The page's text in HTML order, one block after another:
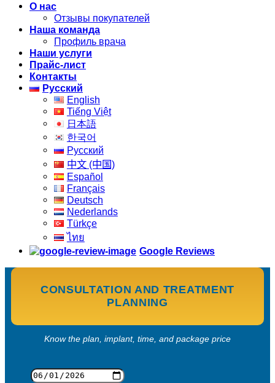
О нас
Отзывы покупателей
Наша команда
Профиль врача
Наши услуги
Прайс-лист
Контакты
Русский
English
Tiếng Việt
日本語
한국어
Русский
中文 (中国)
Español
Français
Deutsch
Nederlands
Türkçe
ไทย
Google Reviews
CONSULTATION AND TREATMENT
PLANNING
Know the plan, implant, time, and package price